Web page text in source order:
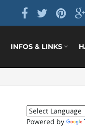
INFOS & LINKS
Powered by